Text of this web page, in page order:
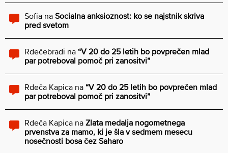
Sofia na Socialna anksioznost: ko se najstnik skriva
pred svetom
Rdečebradi na “V 20 do 25 letih bo povprečen mlad
par potreboval pomoč pri zanositvi”
Rdeča Kapica na “V 20 do 25 letih bo povprečen mlad
par potreboval pomoč pri zanositvi”
Rdeča Kapica na Zlata medalja nogometnega
prvenstva za mamo, ki je šla v sedmem mesecu
nosečnosti bosa čez Saharo